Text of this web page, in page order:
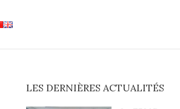
LES DERNIÈRES ACTUALITÉS